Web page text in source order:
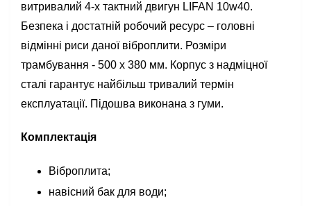
витривалий 4-х тактний двигун LIFAN 10w40.
Безпека і достатній робочий ресурс – головні
відмінні риси даної віброплити. Розміри
трамбування - 500 x 380 мм. Корпус з надміцної
сталі гарантує найбільш тривалий термін
експлуатації. Підошва виконана з гуми.
Комплектація
Віброплита;
навісний бак для води;